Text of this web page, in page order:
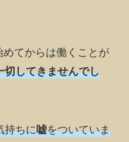
てからは働くことが
切してきませんでし
持ちに嘘をついていま